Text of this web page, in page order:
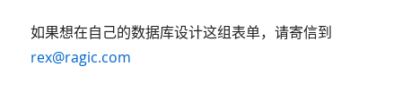
如果想在自己的数据库设计这组表单，请寄信到
rex@ragic.com